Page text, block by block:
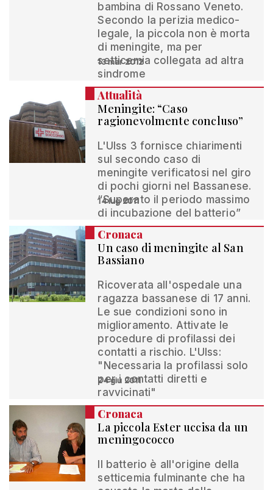
bambina di Rossano Veneto.
Secondo la perizia medico-
legale, la piccola non è morta
di meningite, ma per
setticemia collegata ad altra
sindrome
13 mar 2012
Attualità
Meningite: “Caso
ragionevolmente concluso”
L'Ulss 3 fornisce chiarimenti
sul secondo caso di
meningite verificatosi nel giro
di pochi giorni nel Bassanese.
“Superato il periodo massimo
di incubazione del batterio”
14 lug 2011
Cronaca
Un caso di meningite al San
Bassiano
Ricoverata all'ospedale una
ragazza bassanese di 17 anni.
Le sue condizioni sono in
miglioramento. Attivate le
procedure di profilassi dei
contatti a rischio. L'Ulss:
"Necessaria la profilassi solo
per i contatti diretti e
ravvicinati"
24 giu 2011
Cronaca
La piccola Ester uccisa da un
meningococco
Il batterio è all'origine della
setticemia fulminante che ha